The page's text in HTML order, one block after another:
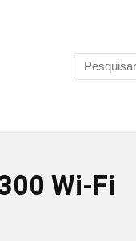
Wi-Fi